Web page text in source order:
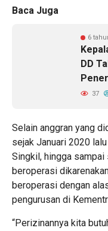
Baca Juga
6
DD
37
Selain anggran yang
sejak Januari 2020
Singkil, hingga
beroperasi
beroperasi dengan
pengurusan di
“Perizinannya kita